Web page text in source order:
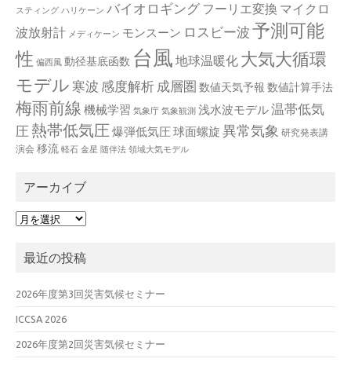
スティング ハリケーン バイオロギング フーリエ変換 マイクロ
波放射計 メディケーン モンスーン ロスビー波 予測可能
性 偏西風 動径基底函数 台風 地球温暖化 大気大循環
モデル 寒波 感度解析 成層圏 数値天気予報 数値計算手法
梅雨前線 機械学習 気象庁 気象観測 浅水波モデル温帯低気
圧 熱帯低気圧爆弾低気圧球面螺旋 異常気象 研究発表講
演会 移流 軽石 金星 随伴法 領域大気モデル
アーカイブ
ア
イ最近の投稿
2026年度第3回災害気候セミナー
ICCSA 2026
2026年度第2回災害気候セミナー